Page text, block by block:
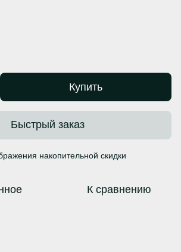
Купить
Быстрый заказ
накопительной скидки
К сравнению